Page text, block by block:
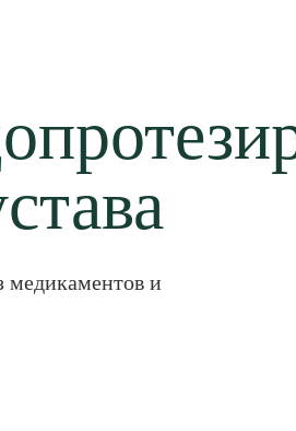
медикаментов и